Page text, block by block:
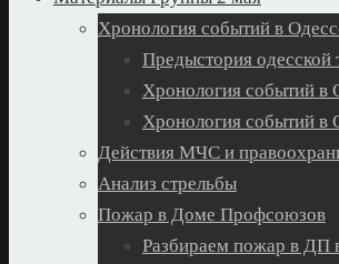
Хронология событий в
Предыстория одесской
Хронология событий в
Хронология событий в
Действия МЧС и
Анализ стрельбы
Пожар в Доме Профсоюзов
Разбираем пожар в ДП